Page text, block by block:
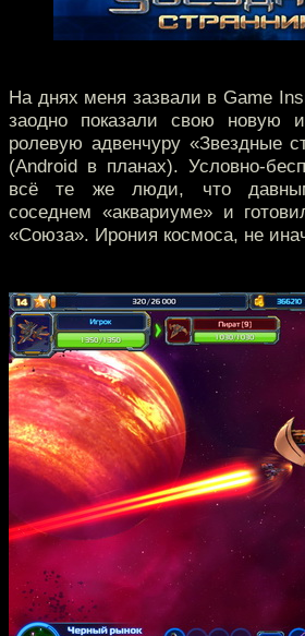
На днях меня зазвали в Game
заодно показали свою новую
ролевую адвенчуру «Звездные
(Android в планах). Условно-
всё те же люди, что
соседнем «аквариуме» и
«Союза». Ирония космоса, не